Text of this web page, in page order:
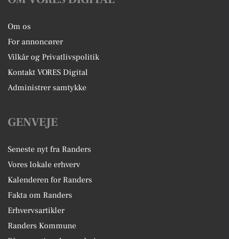
Om os
For annoncører
Vilkår og Privatlivspolitik
Kontakt VORES Digital
Administrer samtykke
GENVEJE
Seneste nyt fra Randers
Vores lokale erhverv
Kalenderen for Randers
Fakta om Randers
Erhvervsartikler
Randers Kommune